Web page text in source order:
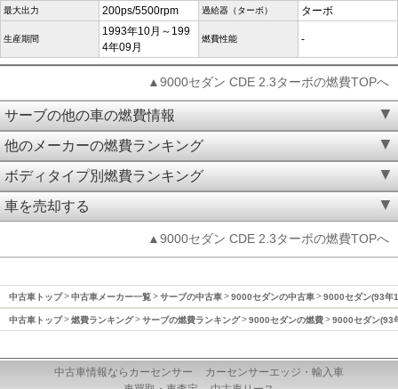
最大出力 200ps/5500rpm 過給器（ターボ） ターボ
生産期間
1993年10月～199
4年09月
燃費性能 -
▲9000セダン CDE 2.3ターボの燃費TOPへ
サーブの他の車の燃費情報
他のメーカーの燃費ランキング
ボディタイプ別燃費ランキング
車を売却する
▲9000セダン CDE 2.3ターボの燃費TOPへ
中古車トップ 中古車メーカー一覧 サーブの中古車 9000セダンの中古車 9000セダン(93年
中古車トップ 燃費ランキング サーブの燃費ランキング 9000セダンの燃費 9000セダン(93
中古車情報ならカーセンサー
カーセンサーエッジ・輸入車